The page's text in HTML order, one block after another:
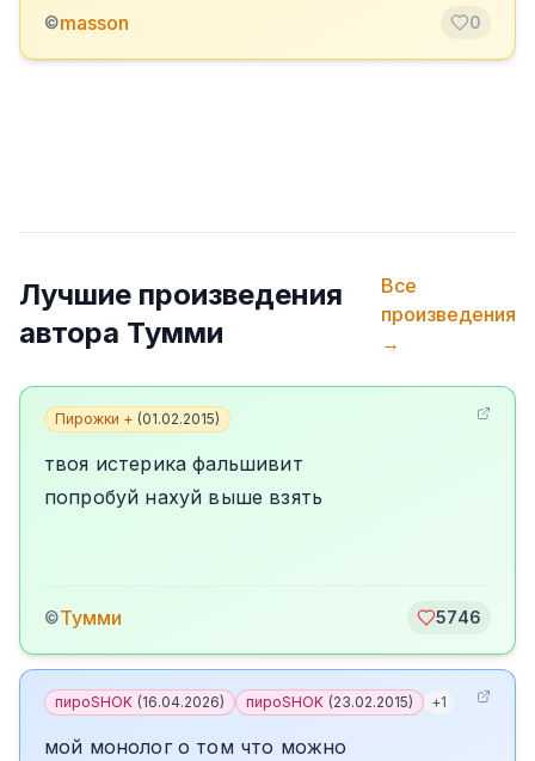
©masson 0
Лучшие произведения
автора Тумми
Все
произведения
→
Пирожки + (01.02.2015)
твоя истерика фальшивит
попробуй нахуй выше взять
©Тумми 5746
пироSHOK (16.04.2026) пироSHOK (23.02.2015) +1
мой монолог о том что можно